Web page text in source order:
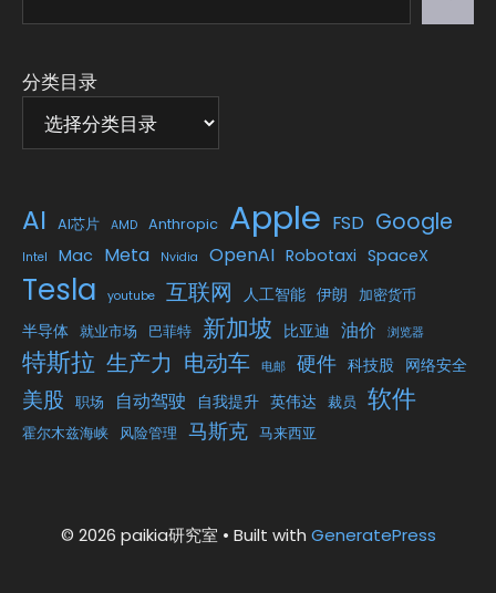
分类目录
AI AI芯片 AMD Anthropic Apple FSD Google
Intel Mac Meta Nvidia OpenAI Robotaxi SpaceX
Tesla youtube 互联网 人工智能 伊朗 加密货币
半导体 就业市场 巴菲特 新加坡 比亚迪 油价 浏览器
特斯拉 生产力 电动车 电邮 硬件 科技股 网络安全
美股 职场 自动驾驶 自我提升 英伟达 裁员 软件
霍尔木兹海峡 风险管理 马斯克 马来西亚
© 2026 paikia研究室 • Built with GeneratePress